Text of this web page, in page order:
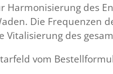
des
Die Frequenzen
des
vom